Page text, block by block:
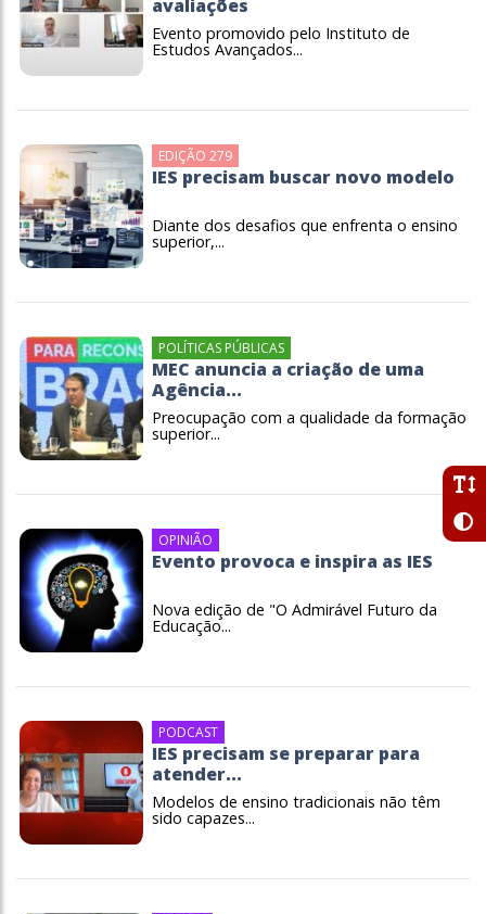
avaliações
Evento promovido pelo Instituto de
Estudos Avançados...
EDIÇÃO 279
IES precisam buscar novo modelo
Diante dos desafios que enfrenta o ensino
superior,...
POLÍTICAS PÚBLICAS
MEC anuncia a criação de uma
Agência...
Preocupação com a qualidade da formação
superior...
OPINIÃO
Evento provoca e inspira as IES
Nova edição de "O Admirável Futuro da
Educação...
PODCAST
IES precisam se preparar para
atender...
Modelos de ensino tradicionais não têm
sido capazes...